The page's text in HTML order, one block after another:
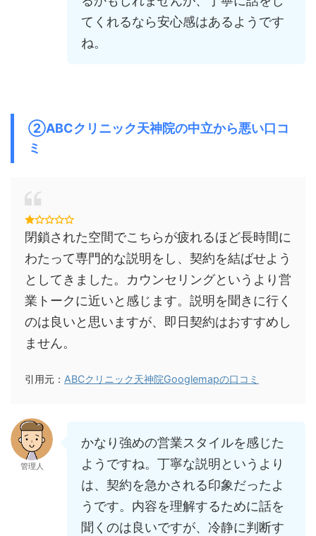
てくれるなら安心感はあるようです
ね。
②ABCクリニック天神院の中立から悪い口コ
ミ
閉鎖された空間でこちらが疲れるほど長時間に
わたって専門的な説明をし、契約を結ばせよう
としてきました。カウンセリングというより営
業トークに近いと感じます。説明を聞きに行く
のは良いと思いますが、即日契約はおすすめし
ません。
引用元： ABCクリニック天神院Googlemapの口コミ
管理人
かなり強めの営業スタイルを感じた
ようですね。丁寧な説明というより
は、契約を急かされる印象だったよ
うです。内容を理解するために話を
聞くのは良いですが、冷静に判断す